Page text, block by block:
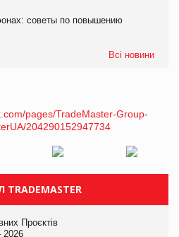
советы по повышению
Всі новини
Проєктів
2026